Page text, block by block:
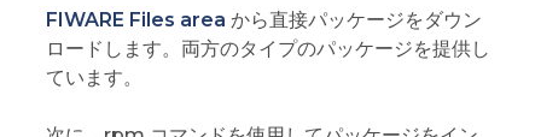
FIWARE Files area から直接パッケージをダウン
ロードします。両方のタイプのパッケージを提供し
ています。